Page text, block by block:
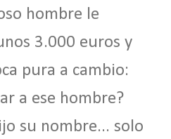
hombre le
3.000 euros y
pura a cambio:
a ese hombre?
su nombre... solo